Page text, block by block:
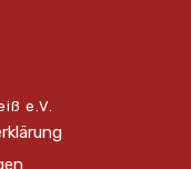
e.V.